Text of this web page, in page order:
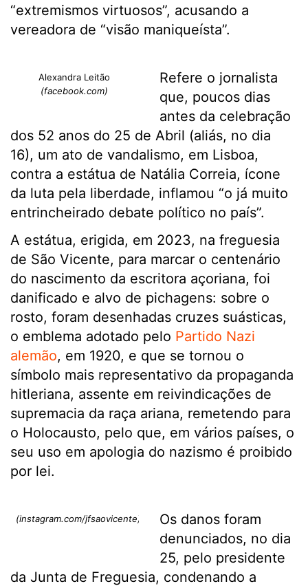
“extremismos virtuosos”, acusando a
vereadora de “visão maniqueísta”.
Alexandra Leitão
(facebook.com)
Refere o jornalista
que, poucos dias
antes da celebração
dos 52 anos do 25 de Abril (aliás, no dia
16), um ato de vandalismo, em Lisboa,
contra a estátua de Natália Correia, ícone
da luta pela liberdade, inflamou “o já muito
entrincheirado debate político no país”.
A estátua, erigida, em 2023, na freguesia
de São Vicente, para marcar o centenário
do nascimento da escritora açoriana, foi
danificado e alvo de pichagens: sobre o
rosto, foram desenhadas cruzes suásticas,
o emblema adotado pelo Partido Nazi
alemão, em 1920, e que se tornou o
símbolo mais representativo da propaganda
hitleriana, assente em reivindicações de
supremacia da raça ariana, remetendo para
o Holocausto, pelo que, em vários países, o
seu uso em apologia do nazismo é proibido
por lei.
(instagram.com/jfsaovicente)
Os danos foram
denunciados, no dia
25, pelo presidente
da Junta de Freguesia, condenando a